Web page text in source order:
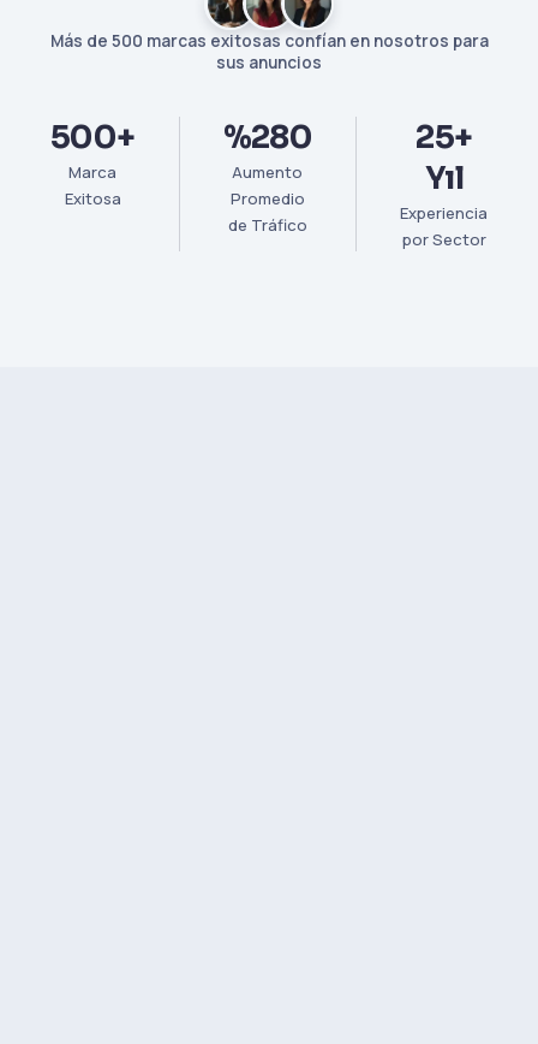
Más de 500 marcas exitosas confían en nosotros para
sus anuncios
500+
Marca
Exitosa
%280
Aumento
Promedio
de Tráfico
25+
Yıl
Experiencia
por Sector